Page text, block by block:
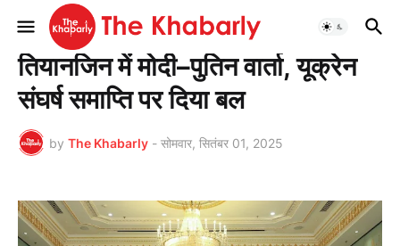
मुख्यपृष्ठ देश
तियानजिन में मोदी–पुतिन वार्ता, यूक्रेन
संघर्ष समाप्ति पर दिया बल
by The Khabarly - सोमवार, सितंबर 01, 2025